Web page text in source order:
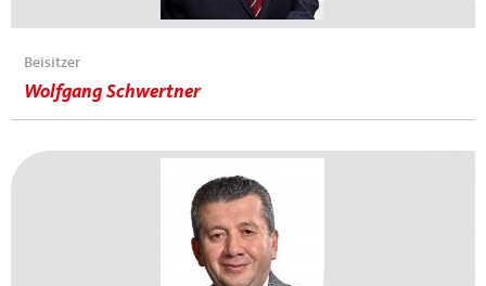
Beisitzer
Wolfgang Schwertner